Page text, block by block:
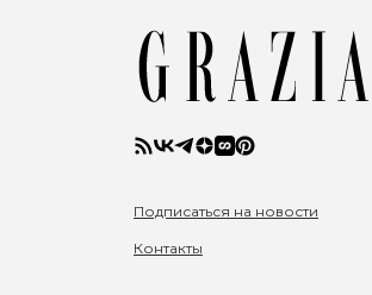
Подписаться на новости
Контакты